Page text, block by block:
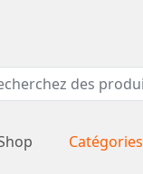
Catégories